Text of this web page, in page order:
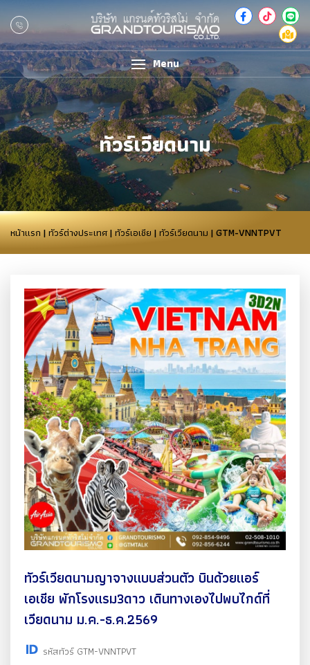
Menu
ทัวร์เวียดนาม
หน้าแรก|ทัวร์ต่างประเทศ|ทัวร์เอเชีย |ทัวร์เวียดนาม | GTM-VNNTPVT
ทัวร์เวียดนามญาจางแบบส่วนตัว บินด้วยแอร์
เอเชีย พักโรงแรม3ดาว เดินทางเองไปพบไกด์ที่
เวียดนาม ม.ค.-ธ.ค.2569
รหัสทัวร์ GTM-VNNTPVT